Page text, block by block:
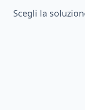
Scegli la